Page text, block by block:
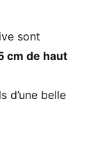
sont
cm de haut
d’une belle